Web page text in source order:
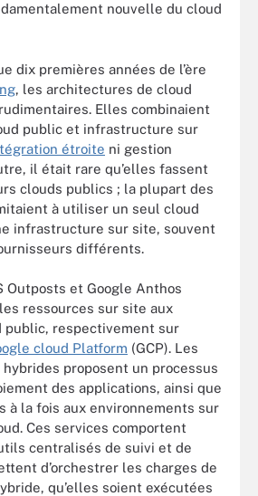
nouvelle du cloud
dix premières années de l’ère
, les architectures de cloud
Elles combinaient
public et infrastructure sur
étroite ni gestion
il était rare qu’elles fassent
clouds publics ; la plupart des
à utiliser un seul cloud
infrastructure sur site, souvent
différents.
Outposts et Google Anthos
ressources sur site aux
public, respectivement sur
cloud Platform (GCP). Les
proposent un processus
des applications, ainsi que
à la fois aux environnements sur
Ces services comportent
centralisés de suivi et de
d’orchestrer les charges de
qu’elles soient exécutées